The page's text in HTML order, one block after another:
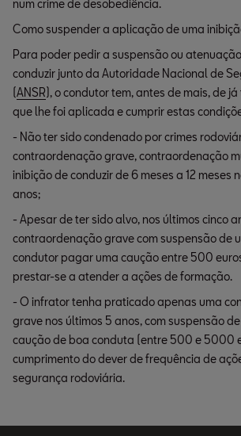
num crime de desobediência.
Como suspender a aplicação de uma
Para poder pedir a suspensão ou
conduzir junto da Autoridade Nacional de
(ANSR), o condutor tem, antes de mais, de
que lhe foi aplicada e cumprir estas
- Não ter sido condenado por crimes
contraordenação grave, contraordenação
inibição de conduzir de 6 meses a 12 meses
anos;
- Apesar de ter sido alvo, nos últimos cinco
contraordenação grave com suspensão de
condutor pagar uma caução entre 500
prestar-se a atender a ações de formação.
- O infrator tenha praticado apenas uma
grave nos últimos 5 anos, com suspensão de
caução de boa conduta (entre 500 e 5000
cumprimento do dever de frequência de
segurança rodoviária.